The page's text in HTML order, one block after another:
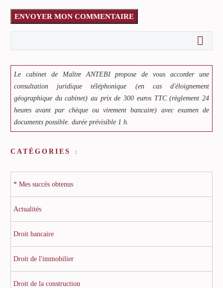
ENVOYER MON COMMENTAIRE
Le cabinet de Maître ANTEBI propose de vous accorder une
consultation juridique téléphonique (en cas d'éloignement
géographique du cabinet) au prix de 300 euros TTC (règlement 24
heures avant par chèque ou virement bancaire) avec examen de
documents possible. durée prévisible 1 h.
CATÉGORIES
* Mes succès obtenus
Actualités
Droit bancaire
Droit de l'immobilier
Droit de la construction